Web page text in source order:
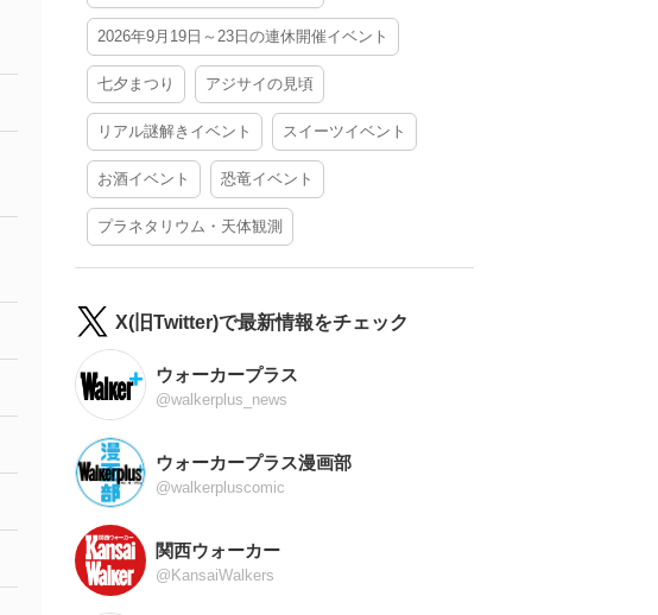
2026年9月19日～23日の連休開催イベント
七夕まつり アジサイの見頃
リアル謎解きイベント スイーツイベント
お酒イベント 恐竜イベント
プラネタリウム・天体観測
X(旧Twitter)で最新情報をチェック
ウォーカープラス
@walkerplus_news
ウォーカープラス漫画部
@walkerpluscomic
関西ウォーカー
@KansaiWalkers